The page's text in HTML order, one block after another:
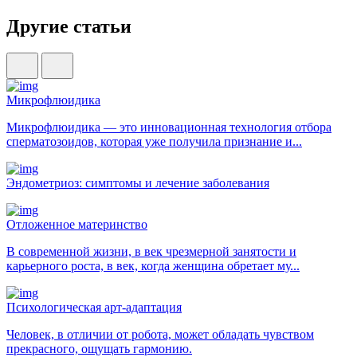
Другие статьи
Микрофлюидика
Микрофлюидика — это инновационная технология отбора
сперматозоидов, которая уже получила признание и...
Эндометриоз: симптомы и лечение заболевания
Отложенное материнство
В современной жизни, в век чрезмерной занятости и
карьерного роста, в век, когда женщина обретает му...
Психологическая арт-адаптация
Человек, в отличии от робота, может обладать чувством
прекрасного, ощущать гармонию.